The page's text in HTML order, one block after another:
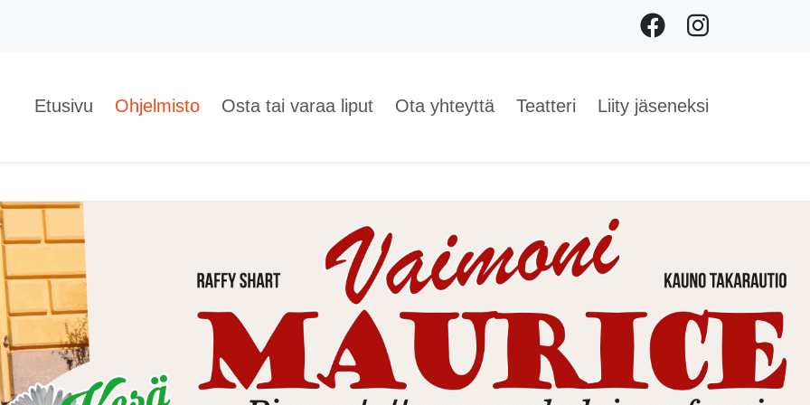
FacebookInstagram
Etusivu Ohjelmisto Osta tai varaa liput Ota yhteyttä Teatteri Liity jäseneksi